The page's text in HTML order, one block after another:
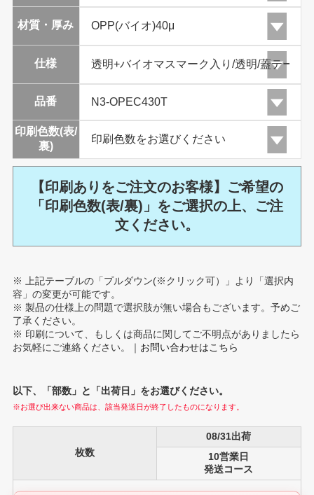
材質・厚み
仕様
品番
印刷色数(表/
裏)
【印刷ありをご注文のお客様】ご希望の
「印刷色数(表/裏)」をご選択の上、ご注
文ください。
※ 上記テーブルの「プルダウン(※クリック可）」より「選択内
容」の変更が可能です。
※ 製品の仕様上の問題で選択肢が無い場合もございます。予めご
了承ください。
※ 印刷について、もしくは商品に関してご不明点がありましたら
お気軽にご連絡ください。｜ お問い合わせはこちら
以下、「部数」と「出荷日」をお選びください。
※お選び出来ない商品は、該当発送日が終了したものになります。
枚数
08/31出荷
10営業日
発送コース